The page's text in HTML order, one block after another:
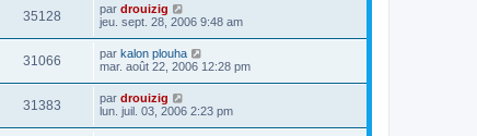
35128 par drouizig
jeu. sept. 28, 2006 9:48 am
31066 par kalon plouha
mar. août 22, 2006 12:28 pm
31383 par drouizig
lun. juil. 03, 2006 2:23 pm